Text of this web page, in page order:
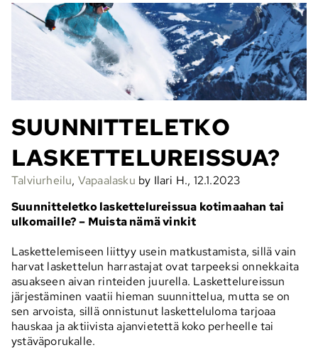
SUUNNITTELETKO
LASKETTELUREISSUA?
Talviurheilu, Vapaalasku by Ilari H., 12.1.2023
Suunnitteletko laskettelureissua kotimaahan tai
ulkomaille? – Muista nämä vinkit
Laskettelemiseen liittyy usein matkustamista, sillä vain
harvat laskettelun harrastajat ovat tarpeeksi onnekkaita
asuakseen aivan rinteiden juurella. Laskettelureissun
järjestäminen vaatii hieman suunnittelua, mutta se on
sen arvoista, sillä onnistunut lasketteluloma tarjoaa
hauskaa ja aktiivista ajanvietettä koko perheelle tai
ystäväporukalle.